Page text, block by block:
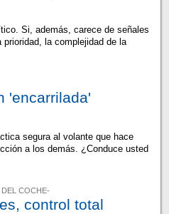
Si, además, carece de señales
la complejidad de la
'encarrilada'
segura al volante que hace
a los demás. ¿Conduce usted
COCHE-
control total